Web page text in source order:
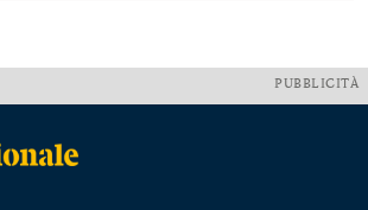
PUBBLICITÀ